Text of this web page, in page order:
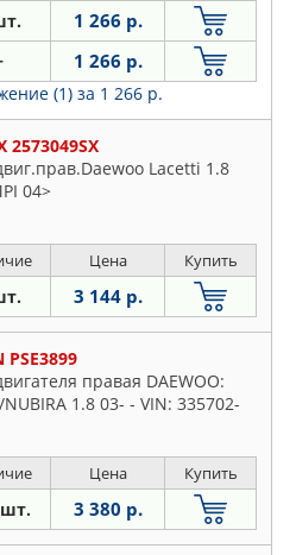
1 266 р.
1 266 р.
(1) за 1 266 р.
2573049SX
Lacetti 1.8
04>
Цена Купить
3 144 р.
PSE3899
правая DAEWOO:
NUBIRA 1.8 03- - VIN: 335702-
Цена Купить
3 380 р.